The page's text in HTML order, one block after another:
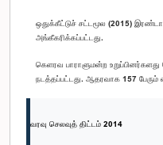
ஒதுக்கீட்டுச் சட்டமூல (2015)
அங்கீகரிக்கப்பட்டது.
கெளரவ பாராளுமன்ற
நடத்தப்பட்டது. ஆதரவாக 157 பேரும்
வரவு செலவுத் திட்டம் 2014